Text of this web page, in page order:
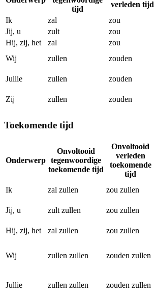
tijd
verleden tijd
Ik
zal zou
Jij, u
zult zou
Hij, zij, het
zal zou
Wij
zullen zouden
Jullie
zullen zouden
Zij
zullen zouden
Toekomende tijd
Onderwerp
Onvoltooid
tegenwoordige
toekomende tijd
Onvoltooid
verleden
toekomende
tijd
Ik
zal zullen zou zullen
Jij, u
zult zullen zou zullen
Hij, zij, het
zal zullen zou zullen
Wij zullen zullen zouden zullen
Jullie zullen zullen zouden zullen